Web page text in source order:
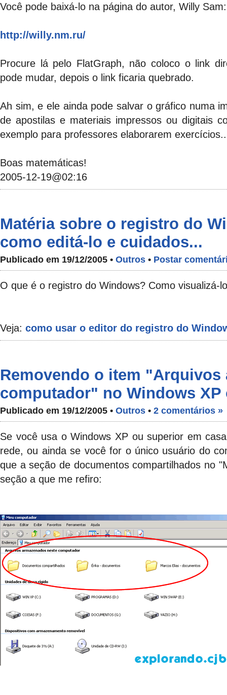
Você pode baixá-lo na página do autor, Willy Sam:
http://willy.nm.ru/
Procure lá pelo FlatGraph, não coloco o link
pode mudar, depois o link ficaria quebrado.
Ah sim, e ele ainda pode salvar o gráfico numa
de apostilas e materiais impressos ou digitais
exemplo para professores elaborarem
Boas matemáticas!
2005-12-19@02:16
Matéria sobre o registro do
como editá-lo e cuidados...
Publicado em 19/12/2005 • Outros • Postar
O que é o registro do Windows? Como visualizá-
Veja: como usar o editor do registro do
Removendo o item "Arquivos
computador" no Windows XP
Publicado em 19/12/2005 • Outros • 2 comentários »
Se você usa o Windows XP ou superior em
rede, ou ainda se você for o único usuário do
que a seção de documentos compartilhados no
seção a que me refiro: